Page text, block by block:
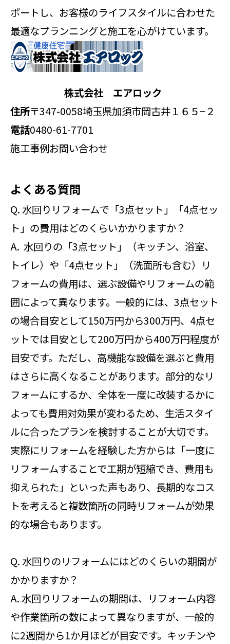
ポートし、お客様のライフスタイルに合わせた
最適なプランニングと施工を心がけています。
株式会社 エアロック
住所〒347-0058埼玉県加須市岡古井１６５−２
電話0480-61-7701
施工事例お問い合わせ
よくある質問
Q. 水回りリフォームで「3点セット」「4点セッ
ト」の費用はどのくらいかかりますか？
A. 水回りの「3点セット」（キッチン、浴室、
トイレ）や「4点セット」（洗面所も含む）リ
フォームの費用は、選ぶ設備やリフォームの範
囲によって異なります。一般的には、3点セット
の場合目安として150万円から300万円、4点セ
ットでは目安として200万円から400万円程度が
目安です。ただし、高機能な設備を選ぶと費用
はさらに高くなることがあります。部分的なリ
フォームにするか、全体を一度に改装するかに
よっても費用対効果が変わるため、生活スタイ
ルに合ったプランを検討することが大切です。
実際にリフォームを経験した方からは「一度に
リフォームすることで工期が短縮でき、費用も
抑えられた」といった声もあり、長期的なコス
トを考えると複数箇所の同時リフォームが効果
的な場合もあります。
Q. 水回りのリフォームにはどのくらいの期間が
かかりますか？
A. 水回りリフォームの期間は、リフォーム内容
や作業箇所の数によって異なりますが、一般的
に2週間から1か月ほどが目安です。キッチンや